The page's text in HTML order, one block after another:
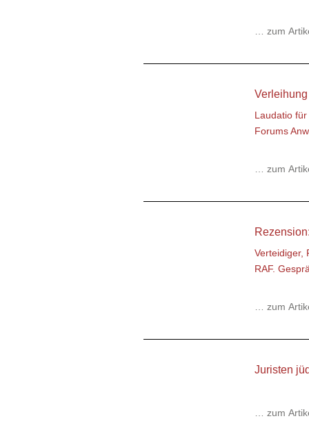
… zum
Laudatio
Forums
… zum
Verteidiger,
RAF.
… zum
Juristen
… zum